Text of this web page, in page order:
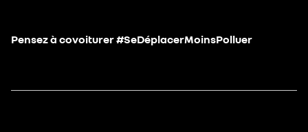
Pensez à covoiturer #SeDéplacerMoinsPolluer